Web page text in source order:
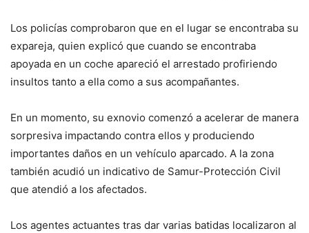
Los policías comprobaron que en el lugar se encontraba su
expareja, quien explicó que cuando se encontraba
apoyada en un coche apareció el arrestado profiriendo
insultos tanto a ella como a sus acompañantes.
En un momento, su exnovio comenzó a acelerar de manera
sorpresiva impactando contra ellos y produciendo
importantes daños en un vehículo aparcado. A la zona
también acudió un indicativo de Samur-Protección Civil
que atendió a los afectados.
Los agentes actuantes tras dar varias batidas localizaron al